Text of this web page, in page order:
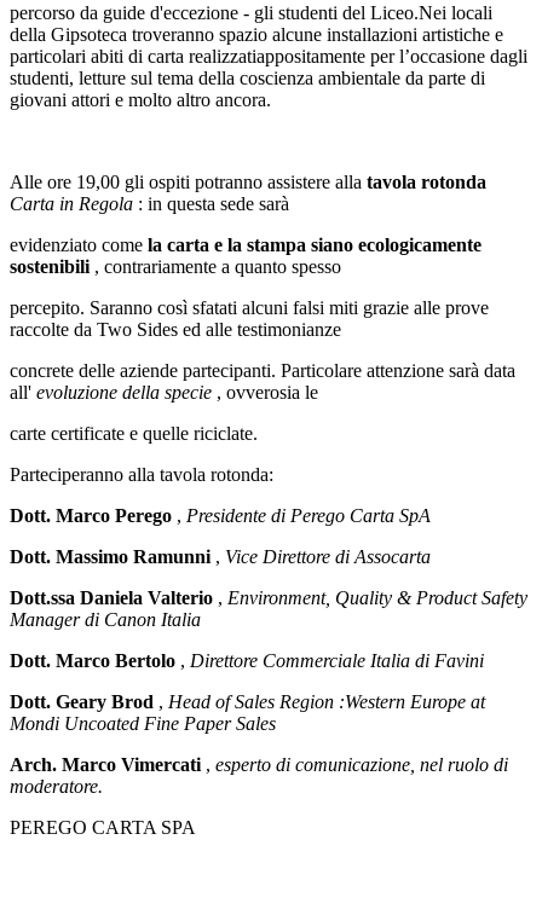
percorso da guide d'eccezione - gli studenti del Liceo.Nei locali
della Gipsoteca troveranno spazio alcune installazioni artistiche e
particolari abiti di carta realizzatiappositamente per l’occasione dagli
studenti, letture sul tema della coscienza ambientale da parte di
giovani attori e molto altro ancora.
Alle ore 19,00 gli ospiti potranno assistere alla tavola rotonda
Carta in Regola : in questa sede sarà
evidenziato come la carta e la stampa siano ecologicamente
sostenibili , contrariamente a quanto spesso
percepito. Saranno così sfatati alcuni falsi miti grazie alle prove
raccolte da Two Sides ed alle testimonianze
concrete delle aziende partecipanti. Particolare attenzione sarà data
all' evoluzione della specie , ovverosia le
carte certificate e quelle riciclate.
Parteciperanno alla tavola rotonda:
Dott. Marco Perego , Presidente di Perego Carta SpA
Dott. Massimo Ramunni , Vice Direttore di Assocarta
Dott.ssa Daniela Valterio , Environment, Quality & Product Safety
Manager di Canon Italia
Dott. Marco Bertolo , Direttore Commerciale Italia di Favini
Dott. Geary Brod , Head of Sales Region :Western Europe at
Mondi Uncoated Fine Paper Sales
Arch. Marco Vimercati , esperto di comunicazione, nel ruolo di
moderatore.
PEREGO CARTA SPA